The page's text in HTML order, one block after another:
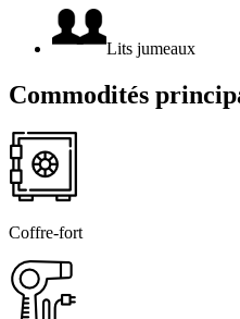
Lits jumeaux
Commodités
Coffre-fort